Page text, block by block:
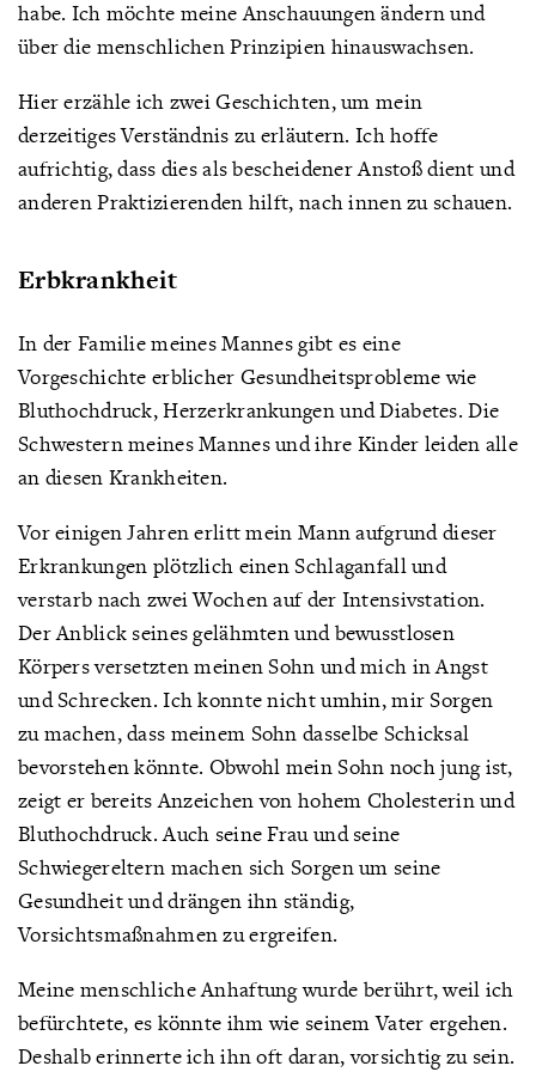
habe. Ich möchte meine Anschauungen ändern und
über die menschlichen Prinzipien hinauswachsen.
Hier erzähle ich zwei Geschichten, um mein
derzeitiges Verständnis zu erläutern. Ich hoffe
aufrichtig, dass dies als bescheidener Anstoß dient und
anderen Praktizierenden hilft, nach innen zu schauen.
Erbkrankheit
In der Familie meines Mannes gibt es eine
Vorgeschichte erblicher Gesundheitsprobleme wie
Bluthochdruck, Herzerkrankungen und Diabetes. Die
Schwestern meines Mannes und ihre Kinder leiden alle
an diesen Krankheiten.
Vor einigen Jahren erlitt mein Mann aufgrund dieser
Erkrankungen plötzlich einen Schlaganfall und
verstarb nach zwei Wochen auf der Intensivstation.
Der Anblick seines gelähmten und bewusstlosen
Körpers versetzten meinen Sohn und mich in Angst
und Schrecken. Ich konnte nicht umhin, mir Sorgen
zu machen, dass meinem Sohn dasselbe Schicksal
bevorstehen könnte. Obwohl mein Sohn noch jung ist,
zeigt er bereits Anzeichen von hohem Cholesterin und
Bluthochdruck. Auch seine Frau und seine
Schwiegereltern machen sich Sorgen um seine
Gesundheit und drängen ihn ständig,
Vorsichtsmaßnahmen zu ergreifen.
Meine menschliche Anhaftung wurde berührt, weil ich
befürchtete, es könnte ihm wie seinem Vater ergehen.
Deshalb erinnerte ich ihn oft daran, vorsichtig zu sein.